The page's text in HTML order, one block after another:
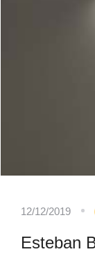
12/12/2019
Esteban